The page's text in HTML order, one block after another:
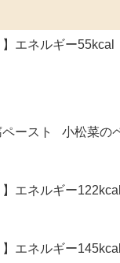
】エネルギー
ースト 小松菜の
】エネルギー
】エネルギー